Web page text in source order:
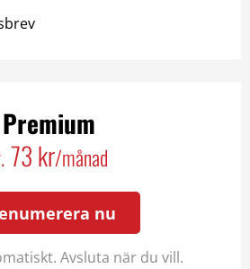
Premium
73 kr/månad
nu
Avsluta när du vill.